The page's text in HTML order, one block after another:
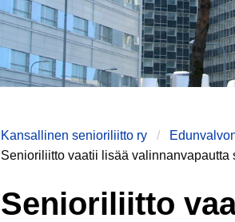
Kansallinen senioriliitto ry
Senioriliitto vaatii lisää valinnanvapautta
Senioriliitto